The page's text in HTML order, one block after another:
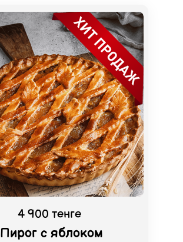
4 900 тенге
Пирог с яблоком